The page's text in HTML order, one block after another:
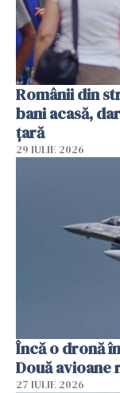
Românii din
bani acasă,
țară
29 IULIE 2026
Încă o dronă
Două avioane
27 IULIE 2026